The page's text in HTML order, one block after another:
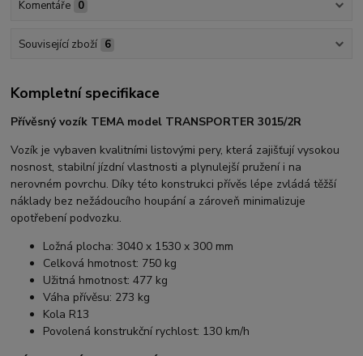
Komentáře 0
Související zboží 6
Kompletní specifikace
Přívěsný vozík TEMA model TRANSPORTER 3015/2R
Vozík je vybaven kvalitními listovými pery, která zajišťují vysokou
nosnost, stabilní jízdní vlastnosti a plynulejší pružení i na
nerovném povrchu. Díky této konstrukci přívěs lépe zvládá těžší
náklady bez nežádoucího houpání a zároveň minimalizuje
opotřebení podvozku.
Ložná plocha: 3040 x 1530 x 300 mm
Celková hmotnost: 750 kg
Užitná hmotnost: 477 kg
Váha přívěsu: 273 kg
Kola R13
Povolená konstrukční rychlost: 130 km/h